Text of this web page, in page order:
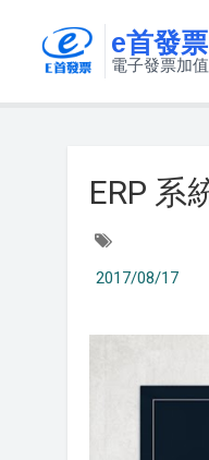
e首發票
電子發票加
ERP 系
2017/08/17